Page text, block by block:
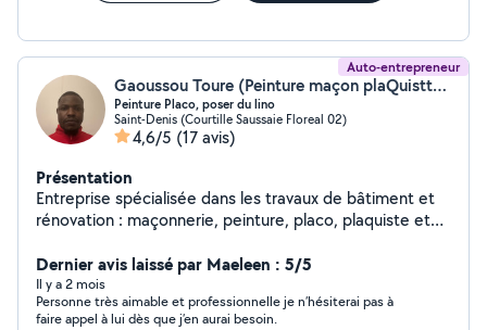
Auto-entrepreneur
Gaoussou Toure (Peinture maçon plaQuistte pose lino pose parquet)
Peinture Placo, poser du lino
Saint-Denis (Courtille Saussaie Floreal 02)
4,6/5 (17 avis)
Présentation
Entreprise spécialisée dans les travaux de bâtiment et
rénovation : maçonnerie, peinture, placo, plaquiste et
pour les maisons, appartements, bureaux et chantiers
professionnels. Nos services : * Maçonnerie générale *
Peinture intérieure et extérieure * Pose de placo et faux
Dernier avis laissé par Maeleen : 5/5
Il y a 2 mois
Personne très aimable et professionnelle je n’hésiterai pas à
faire appel à lui dès que j’en aurai besoin.